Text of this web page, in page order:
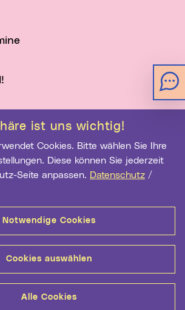
ist uns wichtig!
Diese können Sie jederzeit
Seite anpassen. Datenschutz /
Notwendige Cookies
Cookies auswählen
Alle Cookies
Linz